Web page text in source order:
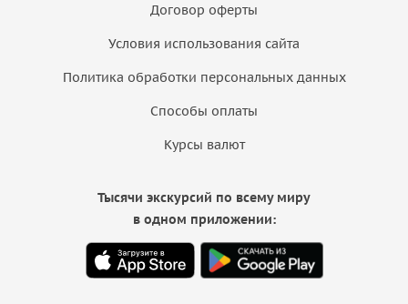
Договор оферты
Условия использования сайта
Политика обработки персональных данных
Способы оплаты
Курсы валют
Тысячи экскурсий по всему миру
в одном приложении: